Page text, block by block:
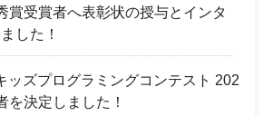
賞受賞者へ表彰状の授与とインタ
した！
ッズプログラミングコンテスト 202
を決定しました！